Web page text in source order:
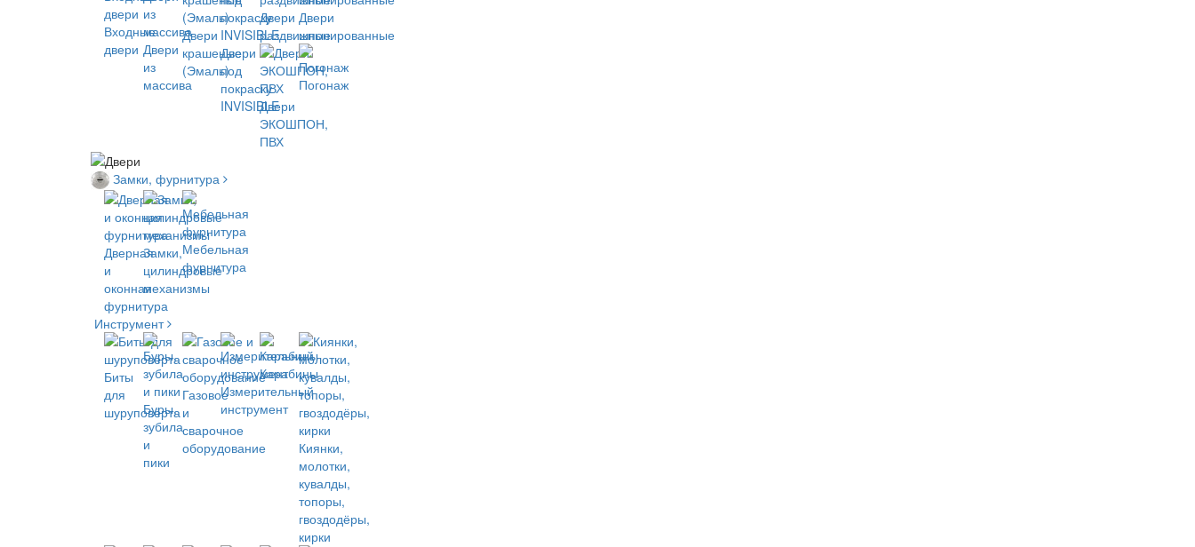
Входные
двери Двери
из
массива
Двери
крашеные
(Эмаль)
Двери
под
покраску
INVISIBLE
Двери
раздвижные
Двери
шпонированные
Двери
ЭКОШПОН,
ПВХ
Погонаж
Замки, фурнитура
Дверная
и
оконная
фурнитура
Замки,
цилиндровые
механизмы
Мебельная
фурнитура
Инструмент
Биты
для
шуруповёрта
Буры,
зубила
и
пики
Газовое
и
сварочное
оборудование
Измерительный
инструмент
Карабины
Киянки,
молотки,
кувалды,
топоры,
гвоздодёры,
кирки